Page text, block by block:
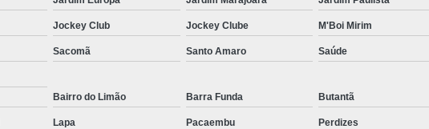
Nano
Nano
Pigmentação Capilar 3d
Jockey Club Jockey Clube M'Boi Mirim
Sacomã Santo Amaro Saúde
Bairro do Limão Barra Funda Butantã
Lapa Pacaembu Perdizes